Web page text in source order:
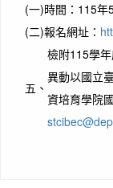
(一)時間：115年
(二)報名網址：
五、
檢附115學
異動以國立
資培育學院